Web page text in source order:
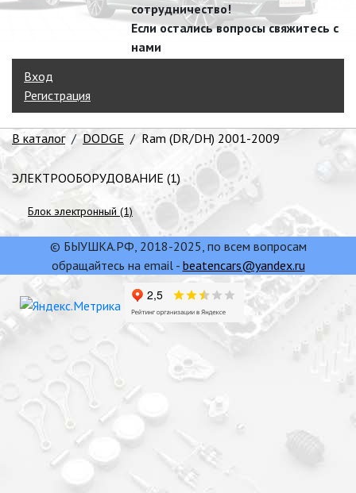
сотрудничество!
Если остались вопросы свяжитесь с
нами
Вход
Регистрация
В каталог / DODGE / Ram (DR/DH) 2001-2009
ЭЛЕКТРООБОРУДОВАНИЕ (1)
Блок электронный (1)
© БЫУШКА.РФ, 2018-2025, по всем вопросам
обращайтесь на email - beatencars@yandex.ru